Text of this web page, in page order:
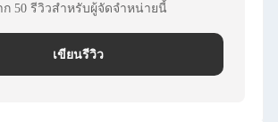
ก 50 รีวิวสําหรับผู้จัดจําหน่ายนี้
เขียนรีวิว